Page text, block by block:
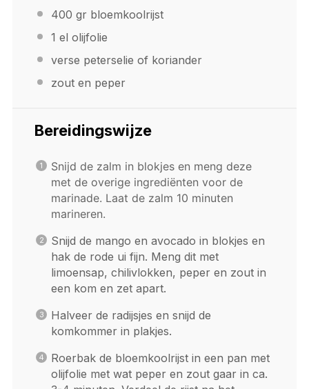
400 gr bloemkoolrijst
1 el olijfolie
verse peterselie of koriander
zout en peper
Bereidingswijze
Snijd de zalm in blokjes en meng deze
met de overige ingrediënten voor de
marinade. Laat de zalm 10 minuten
marineren.
Snijd de mango en avocado in blokjes en
hak de rode ui fijn. Meng dit met
limoensap, chilivlokken, peper en zout in
een kom en zet apart.
Halveer de radijsjes en snijd de
komkommer in plakjes.
Roerbak de bloemkoolrijst in een pan met
olijfolie met wat peper en zout gaar in ca.